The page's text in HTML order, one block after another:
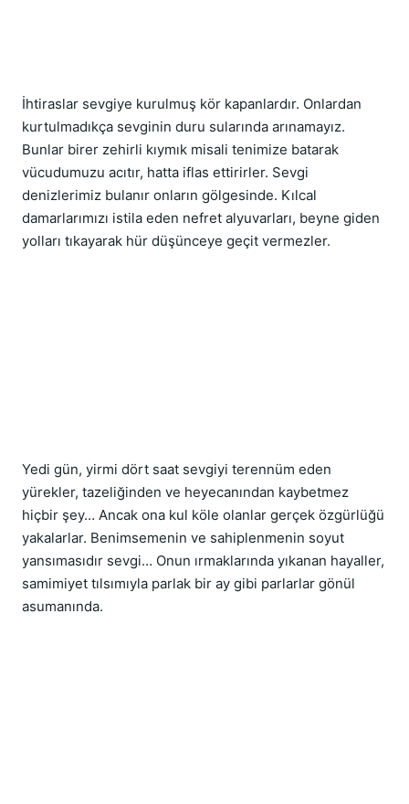
İhtiraslar sevgiye kurulmuş kör kapanlardır. Onlardan
kurtulmadıkça sevginin duru sularında arınamayız.
Bunlar birer zehirli kıymık misali tenimize batarak
vücudumuzu acıtır, hatta iflas ettirirler. Sevgi
denizlerimiz bulanır onların gölgesinde. Kılcal
damarlarımızı istila eden nefret alyuvarları, beyne giden
yolları tıkayarak hür düşünceye geçit vermezler.
Yedi gün, yirmi dört saat sevgiyi terennüm eden
yürekler, tazeliğinden ve heyecanından kaybetmez
hiçbir şey… Ancak ona kul köle olanlar gerçek özgürlüğü
yakalarlar. Benimsemenin ve sahiplenmenin soyut
yansımasıdır sevgi… Onun ırmaklarında yıkanan hayaller,
samimiyet tılsımıyla parlak bir ay gibi parlarlar gönül
asumanında.